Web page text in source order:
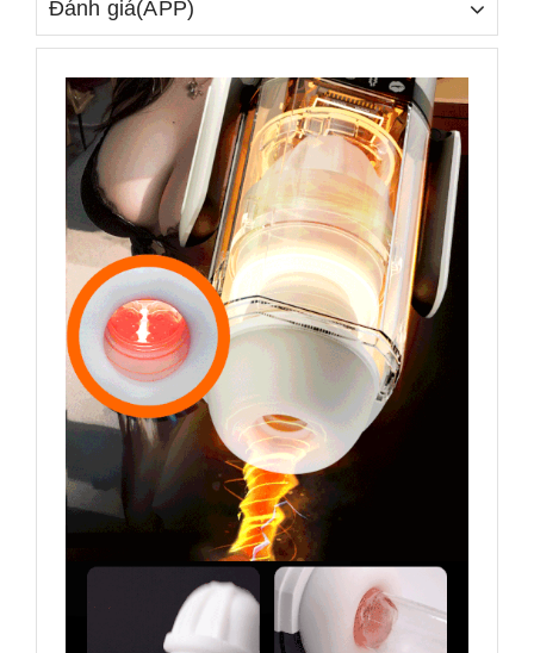
Đánh giá(APP)